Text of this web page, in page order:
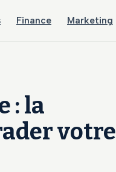
Finance Marketing
: la
votre